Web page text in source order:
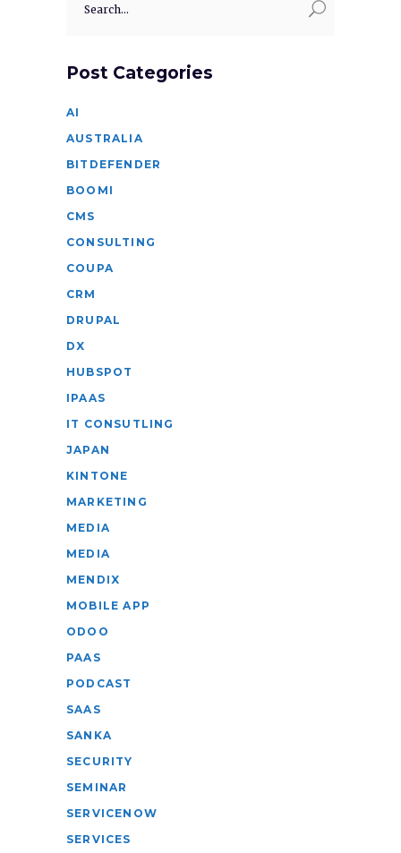
for:
Post Categories
AI
AUSTRALIA
BITDEFENDER
BOOMI
CMS
CONSULTING
COUPA
CRM
DRUPAL
DX
HUBSPOT
IPAAS
IT CONSUTLING
JAPAN
KINTONE
MARKETING
MEDIA
MEDIA
MENDIX
MOBILE APP
ODOO
PAAS
PODCAST
SAAS
SANKA
SECURITY
SEMINAR
SERVICENOW
SERVICES